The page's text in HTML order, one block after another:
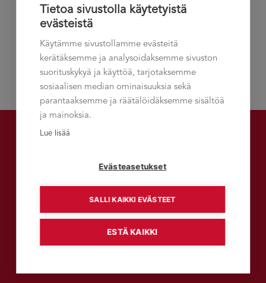
Talement-asiakaslehti
Tietoa sivustolla käytetyistä
evästeistä
Käytämme sivustollamme evästeitä
kerätäksemme ja analysoidaksemme sivuston
suorituskykyä ja käyttöä, tarjotaksemme
sosiaalisen median ominaisuuksia sekä
parantaaksemme ja räätälöidäksemme sisältöä
ja mainoksia.
Lue lisää
Evästeasetukset
SALLI KAIKKI EVÄSTEET
ESTÄ KAIKKI